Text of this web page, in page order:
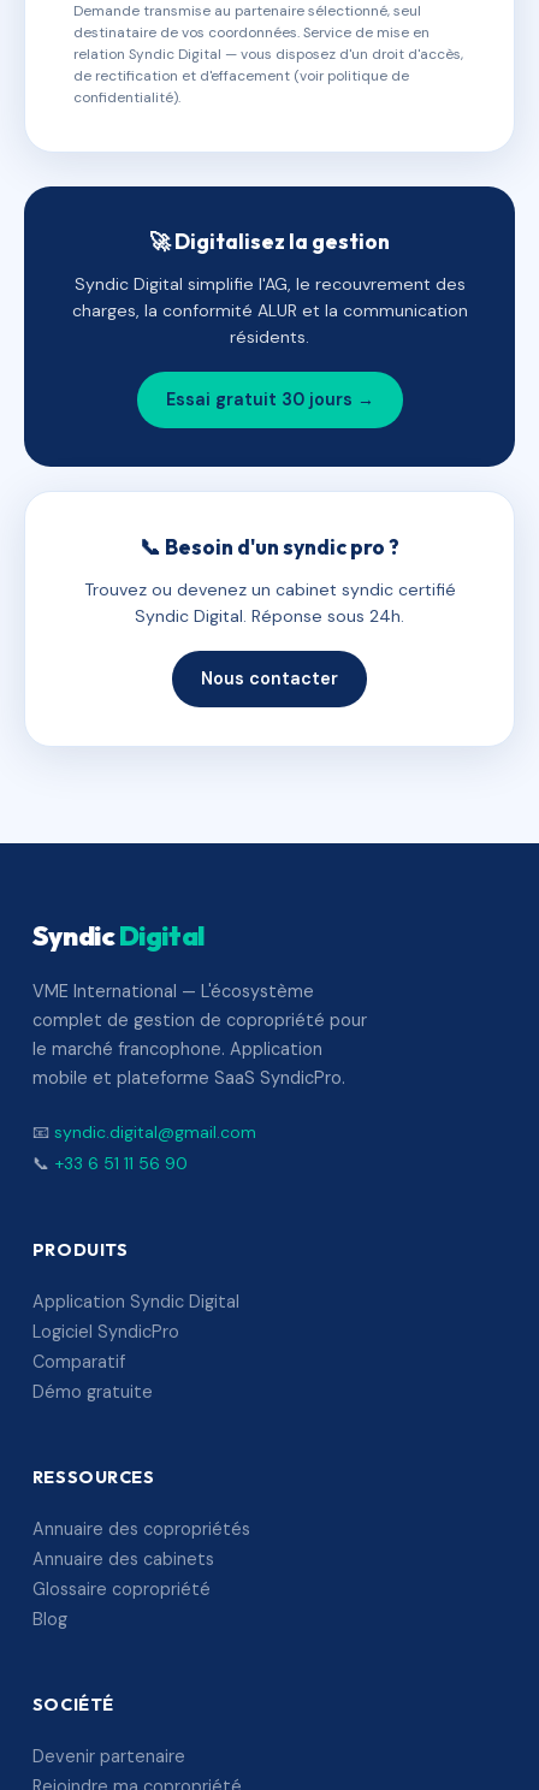
Demande transmise au partenaire sélectionné, seul
destinataire de vos coordonnées. Service de mise en
relation Syndic Digital — vous disposez d'un droit d'accès,
de rectification et d'effacement (voir politique de
confidentialité).
🚀 Digitalisez la gestion
Syndic Digital simplifie l'AG, le recouvrement des
charges, la conformité ALUR et la communication
résidents.
Essai gratuit 30 jours →
📞 Besoin d'un syndic pro ?
Trouvez ou devenez un cabinet syndic certifié
Syndic Digital. Réponse sous 24h.
Nous contacter
SyndicDigital
VME International — L'écosystème
complet de gestion de copropriété pour
le marché francophone. Application
mobile et plateforme SaaS SyndicPro.
📧 syndic.digital@gmail.com
📞 +33 6 51 11 56 90
PRODUITS
Application Syndic Digital
Logiciel SyndicPro
Comparatif
Démo gratuite
RESSOURCES
Annuaire des copropriétés
Annuaire des cabinets
Glossaire copropriété
Blog
SOCIÉTÉ
Devenir partenaire